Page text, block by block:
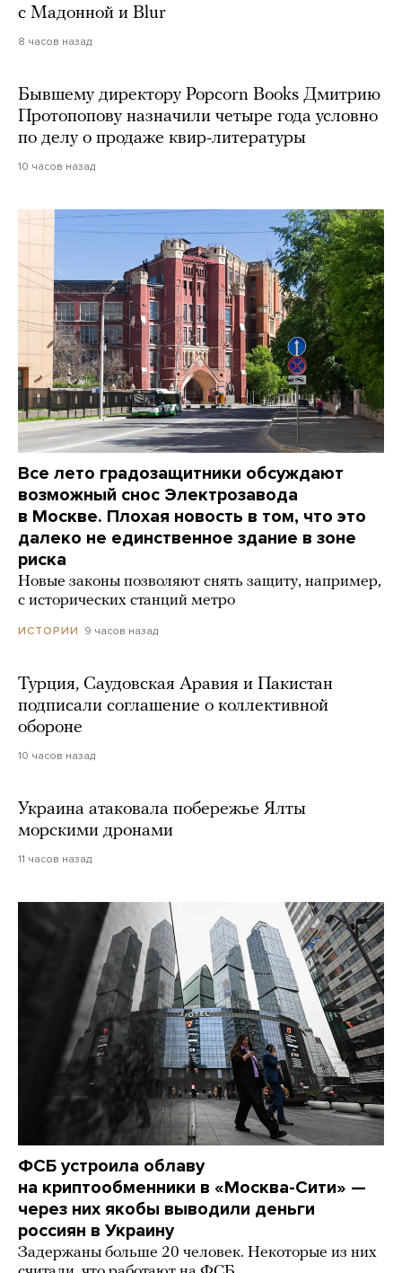
с Мадонной и Blur
8 часов назад
Бывшему директору Popcorn Books Дмитрию
Протопопову назначили четыре года условно
по делу о продаже квир-литературы
10 часов назад
Все лето градозащитники обсуждают
возможный снос Электрозавода
в Москве. Плохая новость в том, что это
далеко не единственное здание в зоне
риска
Новые законы позволяют снять защиту, например,
с исторических станций метро
ИСТОРИИ 9 часов назад
Турция, Саудовская Аравия и Пакистан
подписали соглашение о коллективной
обороне
10 часов назад
Украина атаковала побережье Ялты
морскими дронами
11 часов назад
ФСБ устроила облаву
на криптообменники в «Москва-Сити» —
через них якобы выводили деньги
россиян в Украину
Задержаны больше 20 человек. Некоторые из них